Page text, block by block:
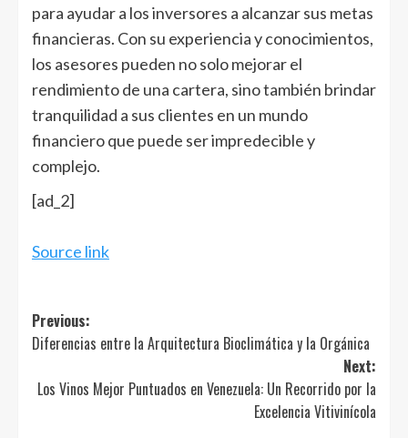
para ayudar a los inversores a alcanzar sus metas
financieras. Con su experiencia y conocimientos,
los asesores pueden no solo mejorar el
rendimiento de una cartera, sino también brindar
tranquilidad a sus clientes en un mundo
financiero que puede ser impredecible y
complejo.
[ad_2]
Source link
Post
navigation
Previous:
Diferencias entre la Arquitectura Bioclimática y la Orgánica
Next:
Los Vinos Mejor Puntuados en Venezuela: Un Recorrido por la
Excelencia Vitivinícola